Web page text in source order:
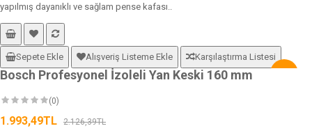
yapılmış dayanıklı ve sağlam pense kafası..
Sepete Ekle Alışveriş Listeme Ekle Karşılaştırma Listesi
Bosch Profesyonel İzoleli Yan Keski 160 mm
(0)
1.993,49TL 2.126,39TL